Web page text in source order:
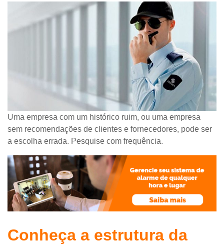
Uma empresa com um histórico ruim, ou uma empresa
sem recomendações de clientes e fornecedores, pode ser
a escolha errada. Pesquise com frequência.
Conheça a estrutura da